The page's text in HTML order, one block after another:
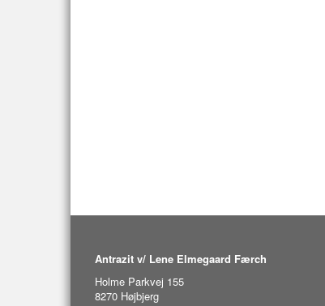
Antrazit v/ Lene Elmegaard Færch
Holme Parkvej 155
8270 Højbjerg